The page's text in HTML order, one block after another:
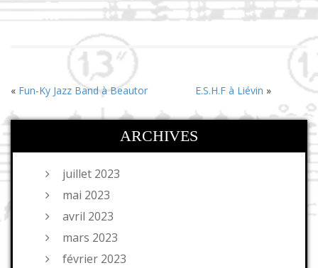
« Fun-Ky Jazz Band à Beautor E.S.H.F à Liévin »
ARCHIVES
juillet 2023
mai 2023
avril 2023
mars 2023
février 2023